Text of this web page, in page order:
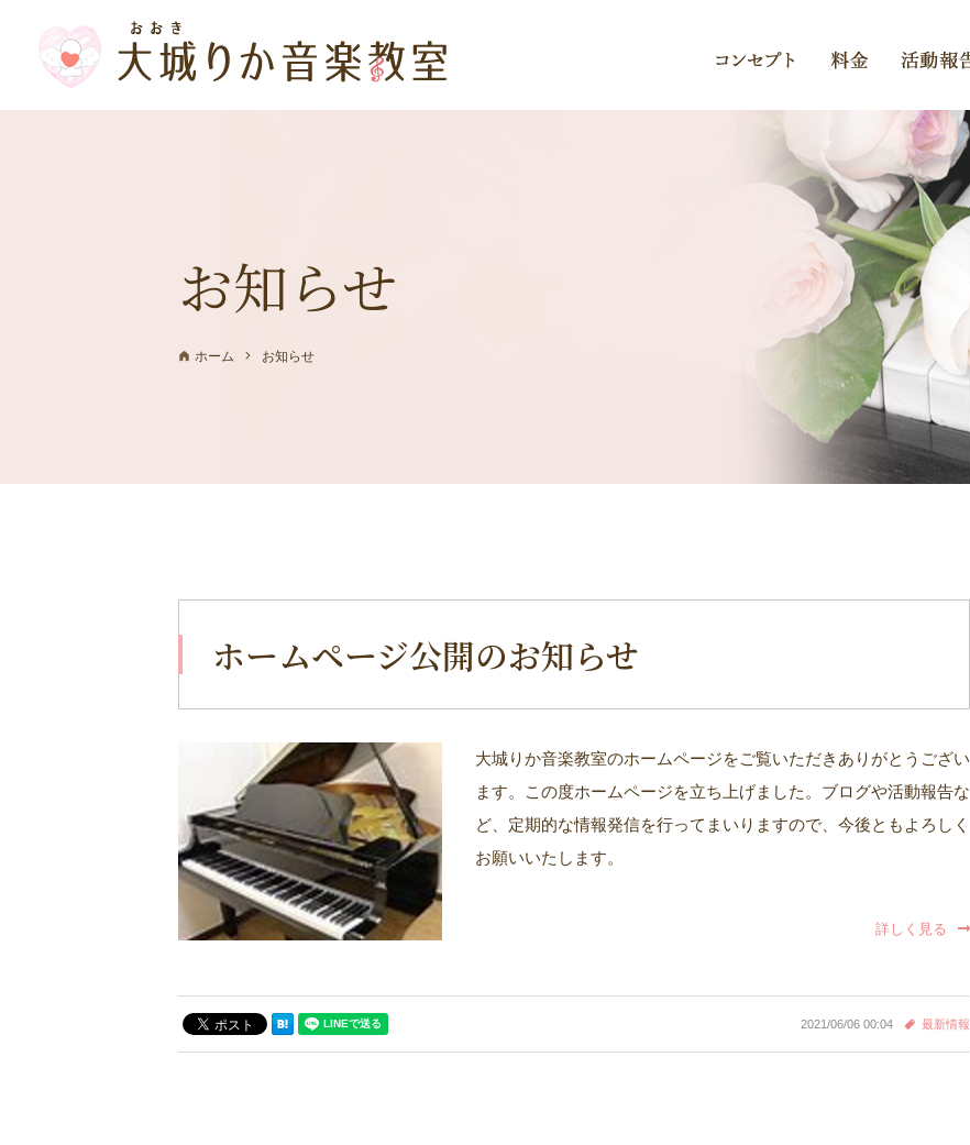
お知らせ
ホーム お知らせ
ホームページ公開のお知らせ
大城りか音楽教室のホームページをご覧いただきありがとうござい
ます。この度ホームページを立ち上げました。ブログや活動報告な
ど、定期的な情報発信を行ってまいりますので、今後ともよろしく
お願いいたします。
詳しく見る
2021/06/06 00:04 最新情報